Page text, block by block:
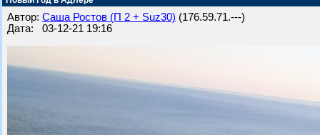
Автор: Саша Ростов (П 2 + Suz30) (176.59.71.---)
Дата: 03-12-21 19:16